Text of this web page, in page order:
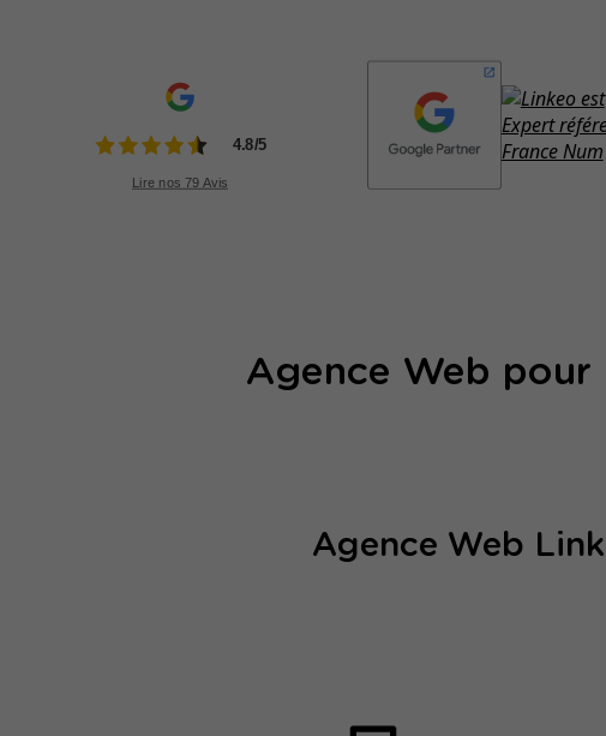
Agence Web pour
Agence Web